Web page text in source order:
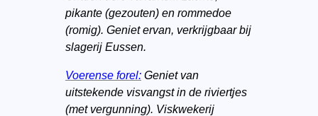
pikante (gezouten) en rommedoe
(romig). Geniet ervan, verkrijgbaar bij
slagerij Eussen.
Voerense forel:Geniet van
uitstekende visvangst in de riviertjes
(met vergunning). Viskwekerij